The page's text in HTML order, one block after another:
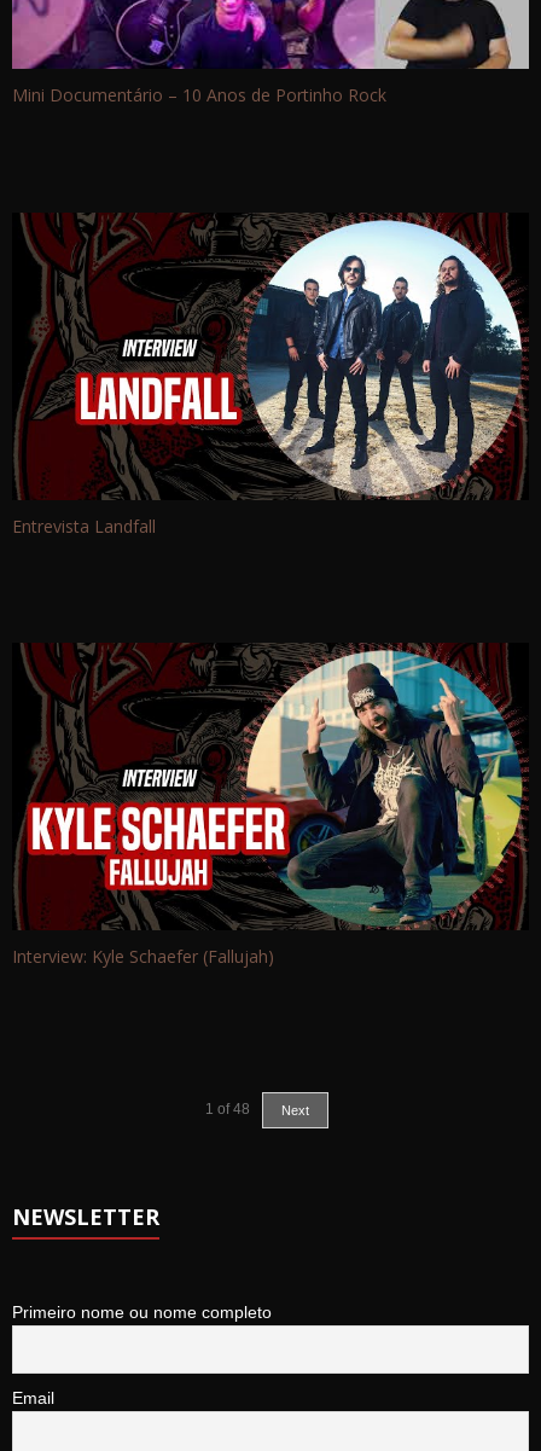
Mini Documentário – 10 Anos de Portinho Rock
Entrevista Landfall
Interview: Kyle Schaefer (Fallujah)
1 of 48 Next
NEWSLETTER
Primeiro nome ou nome completo
Email